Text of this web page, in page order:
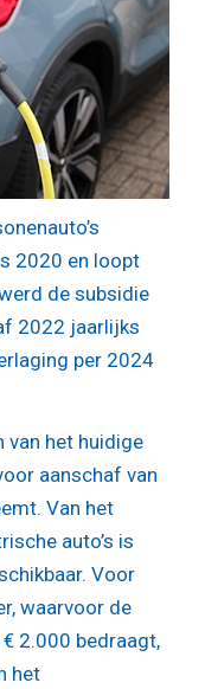
2020 en loopt
de subsidie
2022 jaarlijks
per 2024
van het huidige
aanschaf van
Van het
auto’s is
Voor
waarvoor de
2.000 bedraagt,
het